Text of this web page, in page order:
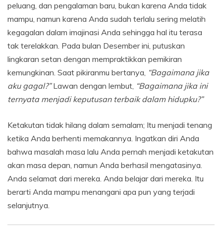
peluang, dan pengalaman baru, bukan karena Anda tidak
mampu, namun karena Anda sudah terlalu sering melatih
kegagalan dalam imajinasi Anda sehingga hal itu terasa
tak terelakkan. Pada bulan Desember ini, putuskan
lingkaran setan dengan mempraktikkan pemikiran
kemungkinan. Saat pikiranmu bertanya, “Bagaimana jika
aku gagal?”Lawan dengan lembut, “Bagaimana jika ini
ternyata menjadi keputusan terbaik dalam hidupku?”
Ketakutan tidak hilang dalam semalam; Itu menjadi tenang
ketika Anda berhenti memakannya. Ingatkan diri Anda
bahwa masalah masa lalu Anda pernah menjadi ketakutan
akan masa depan, namun Anda berhasil mengatasinya.
Anda selamat dari mereka. Anda belajar dari mereka. Itu
berarti Anda mampu menangani apa pun yang terjadi
selanjutnya.